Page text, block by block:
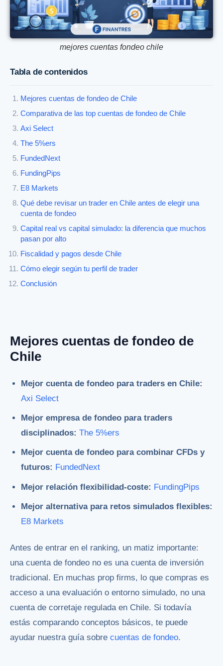
mejores cuentas fondeo chile
Tabla de contenidos
Mejores cuentas de fondeo de Chile
Comparativa de las top cuentas de fondeo de Chile
Axi Select
The 5%ers
FundedNext
FundingPips
E8 Markets
Qué debe revisar un trader en Chile antes de elegir una
cuenta de fondeo
Capital real vs capital simulado: la diferencia que muchos
pasan por alto
Fiscalidad y pagos desde Chile
Cómo elegir según tu perfil de trader
Conclusión
Mejores cuentas de fondeo de
Chile
Mejor cuenta de fondeo para traders en Chile:
Axi Select
Mejor empresa de fondeo para traders
disciplinados: The 5%ers
Mejor cuenta de fondeo para combinar CFDs y
futuros: FundedNext
Mejor relación flexibilidad-coste: FundingPips
Mejor alternativa para retos simulados flexibles:
E8 Markets
Antes de entrar en el ranking, un matiz importante:
una cuenta de fondeo no es una cuenta de inversión
tradicional. En muchas prop firms, lo que compras es
acceso a una evaluación o entorno simulado, no una
cuenta de corretaje regulada en Chile. Si todavía
estás comparando conceptos básicos, te puede
ayudar nuestra guía sobre cuentas de fondeo.